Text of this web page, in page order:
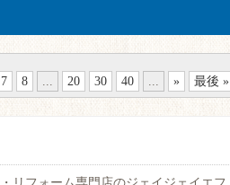
7 8 ... 20 30 40 ... » 最後 »